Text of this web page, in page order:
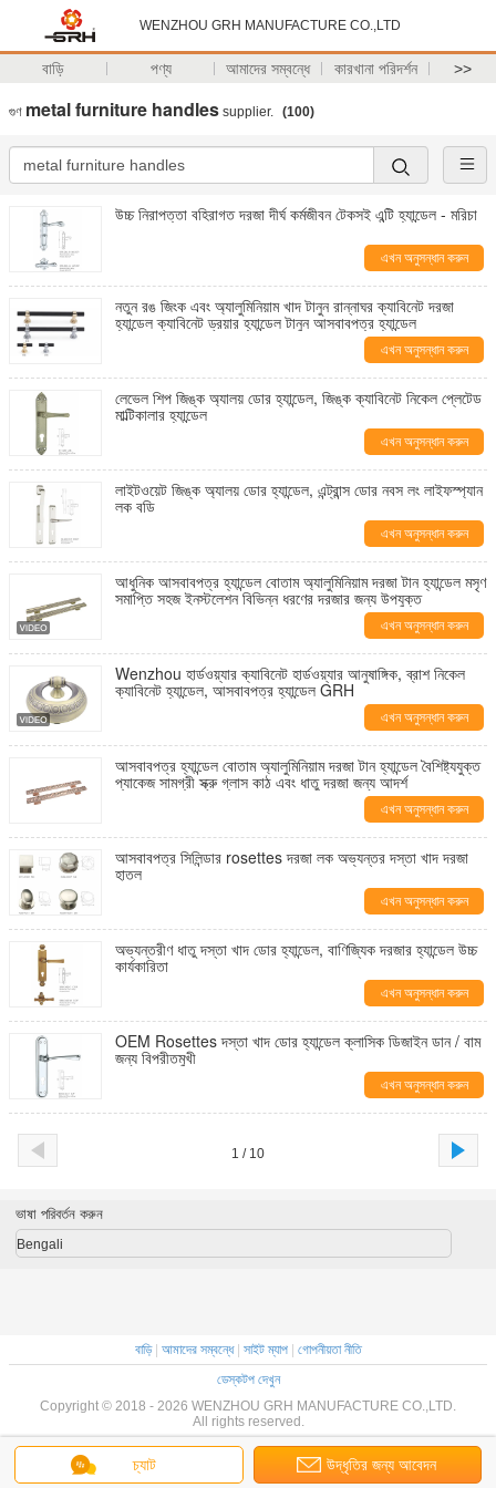
WENZHOU GRH MANUFACTURE CO.,LTD
বাড়ি পণ্য আমাদের সম্বন্ধে কারখানা পরিদর্শন >>
গুণ metal furniture handles supplier. (100)
উচ্চ নিরাপত্তা বহিরাগত দরজা দীর্ঘ কর্মজীবন টেকসই এন্টি হ্যান্ডেল - মরিচা
এখন অনুসন্ধান করুন
নতুন রঙ জিংক এবং অ্যালুমিনিয়াম খাদ টানুন রান্নাঘর ক্যাবিনেট দরজা
হ্যান্ডেল ক্যাবিনেট ড্রয়ার হ্যান্ডেল টানুন আসবাবপত্র হ্যান্ডেল
এখন অনুসন্ধান করুন
লেভেল শিপ জিঙ্ক অ্যালয় ডোর হ্যান্ডেল, জিঙ্ক ক্যাবিনেট নিকেল প্লেটেড
মাল্টিকালার হ্যান্ডেল
এখন অনুসন্ধান করুন
লাইটওয়েট জিঙ্ক অ্যালয় ডোর হ্যান্ডেল, এন্ট্রান্স ডোর নবস লং লাইফস্প্যান
লক বডি
এখন অনুসন্ধান করুন
আধুনিক আসবাবপত্র হ্যান্ডেল বোতাম অ্যালুমিনিয়াম দরজা টান হ্যান্ডেল মসৃণ
সমাপ্তি সহজ ইনস্টলেশন বিভিন্ন ধরণের দরজার জন্য উপযুক্ত
এখন অনুসন্ধান করুন
Wenzhou হার্ডওয়্যার ক্যাবিনেট হার্ডওয়্যার আনুষাঙ্গিক, ব্রাশ নিকেল
ক্যাবিনেট হ্যান্ডেল, আসবাবপত্র হ্যান্ডেল GRH
এখন অনুসন্ধান করুন
আসবাবপত্র হ্যান্ডেল বোতাম অ্যালুমিনিয়াম দরজা টান হ্যান্ডেল বৈশিষ্ট্যযুক্ত
প্যাকেজ সামগ্রী স্ক্রু গ্লাস কাঠ এবং ধাতু দরজা জন্য আদর্শ
এখন অনুসন্ধান করুন
আসবাবপত্র সিলিন্ডার rosettes দরজা লক অভ্যন্তর দস্তা খাদ দরজা
হাতল
এখন অনুসন্ধান করুন
অভ্যন্তরীণ ধাতু দস্তা খাদ ডোর হ্যান্ডেল, বাণিজ্যিক দরজার হ্যান্ডেল উচ্চ
কার্যকারিতা
এখন অনুসন্ধান করুন
OEM Rosettes দস্তা খাদ ডোর হ্যান্ডেল ক্লাসিক ডিজাইন ডান / বাম
জন্য বিপরীতমুখী
এখন অনুসন্ধান করুন
1 / 10
চ্যাট উদ্ধৃতির জন্য আবেদন
ভাষা পরিবর্তন করুন
Bengali
বাড়ি| আমাদের সম্বন্ধে| সাইট ম্যাপ| গোপনীয়তা নীতি
ডেস্কটপ দেখুন
Copyright © 2018 - 2026 WENZHOU GRH MANUFACTURE CO.,LTD.
All rights reserved.